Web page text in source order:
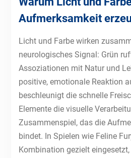
Aufmerksamkeit
Licht und Farbe wirken
neurologisches Signal: Grün
Assoziationen mit Natur und
positive, emotionale Reaktion
beschleunigt die schnelle
Elemente die visuelle
Zusammenspiel, das die
bindet. In Spielen wie Feline
Kombination gezielt